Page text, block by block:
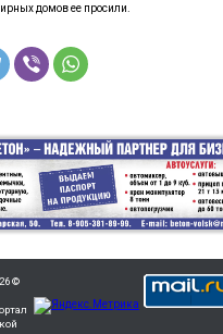
домов ее просили.
©